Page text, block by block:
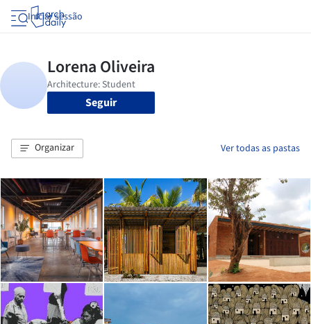
Iniciar sessão
Seguir
Organizar Ver todas as pastas